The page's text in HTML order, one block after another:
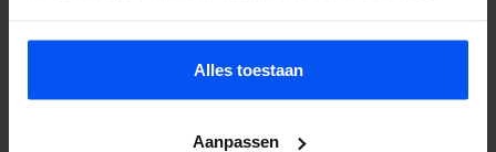
Alles toestaan
Aanpassen
Contactinformatie
Zieuwentseweg 50